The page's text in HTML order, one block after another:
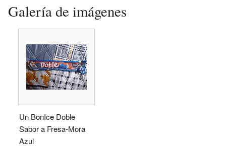
Galería de imágenes
Un BonIce Doble
Sabor a Fresa-Mora
Azul